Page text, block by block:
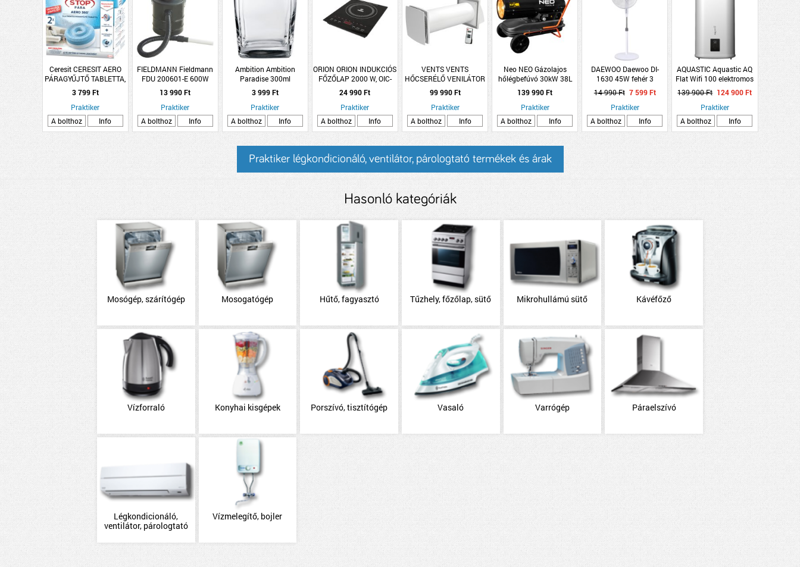
Ceresit CERESIT AERO
PÁRAGYŰJTŐ TABLETTA,
SEMLEGES ILLAT 2,450G
3 799 Ft
Praktiker
A bolthoz
Info
FIELDMANN Fieldmann
FDU 200601-E 600W
elektromos hamuporszívó
13 990 Ft
Praktiker
A bolthoz
Info
Ambition Ambition
Paradise 300ml
10x8x8cm 6 db/cs üveg
pohárszett
3 999 Ft
Praktiker
A bolthoz
Info
ORION ORION INDUKCIÓS
FŐZŐLAP 2000 W, OIC-
2201S
24 990 Ft
Praktiker
A bolthoz
Info
VENTS VENTS
HŐCSERÉLŐ VENILÁTOR
FRISSLEVEGŐS RA-1-50-9
R V. 2 EGYHELYISÉGES
99 990 Ft
Praktiker
A bolthoz
Info
Neo NEO Gázolajos
hőlégbefúvó 30kW 38L
139 990 Ft
Praktiker
A bolthoz
Info
DAEWOO Daewoo DI-
1630 45W fehér 3
fokozatos álló ventilátor
14 990 Ft 7 599 Ft
Praktiker
A bolthoz
Info
AQUASTIC Aquastic AQ
Flat Wifi 100 elektromos
forróvíztároló 93 L, 2 kW,
zárt
139 900 Ft 124 900 Ft
Praktiker
A bolthoz
Info
Praktiker légkondicionáló, ventilátor, párologtató termékek és árak
Hasonló kategóriák
Mosógép, szárítógép Mosogatógép Hűtő, fagyasztó Tűzhely, főzőlap, sütő Mikrohullámú sütő Kávéfőző
Vízforraló Konyhai kisgépek Porszívó, tisztítógép Vasaló Varrógép Páraelszívó
Légkondicionáló,
ventilátor, párologtató
Vízmelegítő, bojler